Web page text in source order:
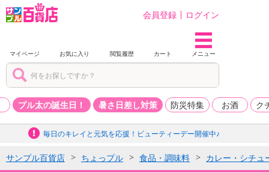
会員登録 ログイン
マイページ お気に入り 閲覧履歴 カート メニュー
プル太の誕生日！ 暑さ日差し対策 防災特集 お酒 ク
毎日のキレイと元気を応援！ビューティーデー開催中♪
サンプル百貨店 ちょっプル 食品・調味料 カレー・シチュ